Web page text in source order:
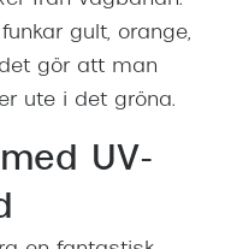
gult, orange,
gör att man
ute i det gröna.
UV-